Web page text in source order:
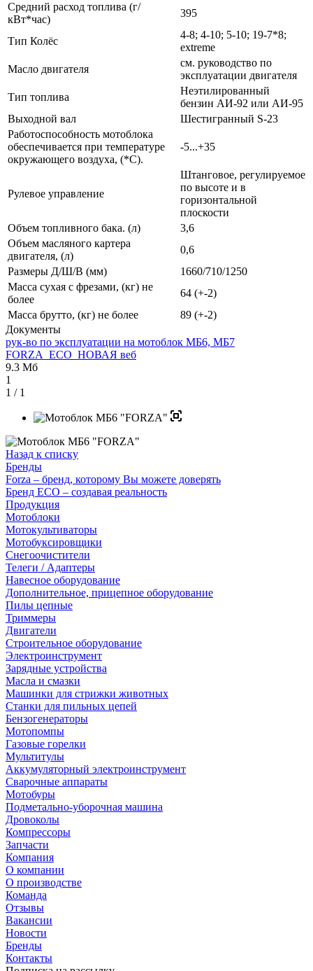
Средний расход топлива (г/
кВт*час)
395
Тип Колёс
4-8; 4-10; 5-10; 19-7*8;
extreme
Масло двигателя
см. руководство по
эксплуатации двигателя
Тип топлива
Неэтилированный
бензин АИ-92 или АИ-95
Выходной вал
Шестигранный S-23
Работоспособность мотоблока
обеспечивается при температуре
окружающего воздуха, (*C).
-5...+35
Рулевое управление
Штанговое, регулируемое
по высоте и в
горизонтальной
плоскости
Объем топливного бака. (л)
3,6
Объем масляного картера
двигателя, (л)
0,6
Размеры Д/Ш/В (мм)
1660/710/1250
Масса сухая с фрезами, (кг) не
более
64 (+-2)
Масса брутто, (кг) не более
89 (+-2)
Документы
рук-во по эксплуатации на мотоблок МБ6, МБ7
FORZA_ECO_НОВАЯ веб
9.3 Мб
1
1 / 1
Назад к списку
Бренды
Forza – бренд, которому Вы можете доверять
Бренд ECO – создавая реальность
Продукция
Мотоблоки
Мотокультиваторы
Мотобуксировщики
Снегоочистители
Телеги / Адаптеры
Навесное оборудование
Дополнительное, прицепное оборудование
Пилы цепные
Триммеры
Двигатели
Строительное оборудование
Электроинструмент
Зарядные устройства
Масла и смазки
Машинки для стрижки животных
Станки для пильных цепей
Бензогенераторы
Мотопомпы
Газовые горелки
Мультитулы
Аккумуляторный электроинструмент
Сварочные аппараты
Мотобуры
Подметально-уборочная машина
Дровоколы
Компрессоры
Запчасти
Компания
О компании
О производстве
Команда
Отзывы
Вакансии
Новости
Бренды
Контакты